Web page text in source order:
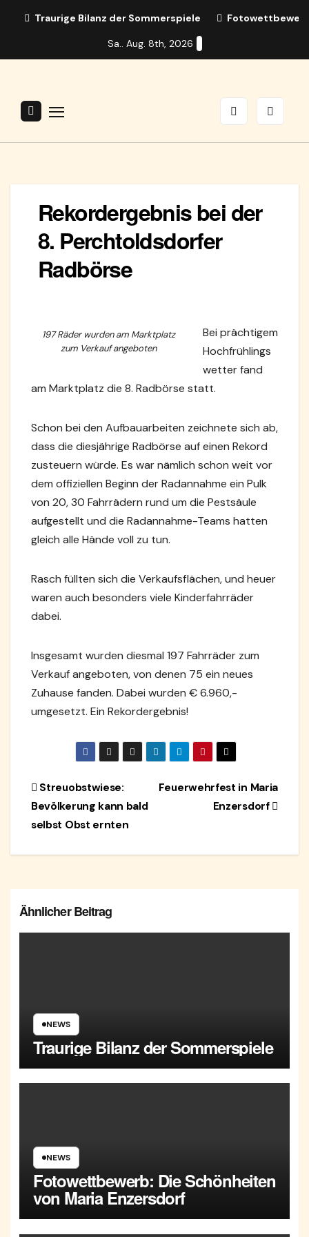
Traurige Bilanz der Sommerspiele
Sa.. Aug. 8th, 2026
Rekordergebnis bei der
8. Perchtoldsdorfer
Radbörse
197 Räder wurden am Marktplatz
zum Verkauf angeboten
Bei prächtigem
Hochfrühlings
wetter fand
am Marktplatz die 8. Radbörse statt.
Schon bei den Aufbauarbeiten zeichnete sich ab,
dass die diesjährige Radbörse auf einen Rekord
zusteuern würde. Es war nämlich schon weit vor
dem offiziellen Beginn der Radannahme ein Pulk
von 20, 30 Fahrrädern rund um die Pestsäule
aufgestellt und die Radannahme-Teams hatten
gleich alle Hände voll zu tun.
Rasch füllten sich die Verkaufsflächen, und heuer
waren auch besonders viele Kinderfahrräder
dabei.
Insgesamt wurden diesmal 197 Fahrräder zum
Verkauf angeboten, von denen 75 ein neues
Zuhause fanden. Dabei wurden € 6.960,-
umgesetzt. Ein Rekordergebnis!
BeitragsnavigationFeuerwehrfest in Maria
Enzersdorf
Streuobstwiese:
Bevölkerung kann bald
selbst Obst ernten
Ähnlicher Beitrag
NEWS
Traurige Bilanz der Sommerspiele
NEWS
Fotowettbewerb: Die Schönheiten
von Maria Enzersdorf